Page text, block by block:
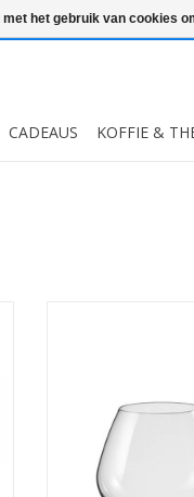
CADEAUS KOFFIE &
het gebruik van cookies